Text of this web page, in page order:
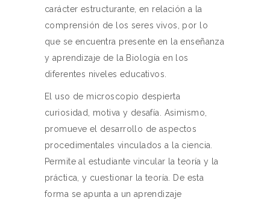
carácter estructurante, en relación a la
comprensión de los seres vivos, por lo
que se encuentra presente en la enseñanza
y aprendizaje de la Biología en los
diferentes niveles educativos.
El uso de microscopio despierta
curiosidad, motiva y desafía. Asimismo,
promueve el desarrollo de aspectos
procedimentales vinculados a la ciencia.
Permite al estudiante vincular la teoría y la
práctica, y cuestionar la teoría. De esta
forma se apunta a un aprendizaje